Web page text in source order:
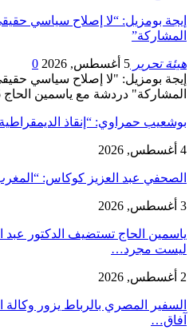
إيجة بومزيل: “لا إصلاح سياسي
المشاركة”
هيئة تحرير 5 أغسطس, 2026
0
إيجة بومزيل: "لا إصلاح سياسي
المشاركة" دردشة مع ياسمين الحاج 2026/8/5 في سياق…
بوشعيب حمراوي: “إنقاذ
4 أغسطس, 2026
الصحفي عبد العزيز كوكاس:
3 أغسطس, 2026
ياسمين الحاج تستضيف الدكتور عبد
ليست مجرد…
2 أغسطس, 2026
السفير المصري بالرباط يزور وكالة
آفاق…